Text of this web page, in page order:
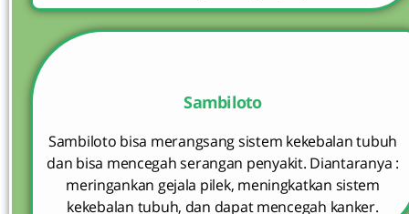
Sambiloto
Sambiloto bisa merangsang sistem kekebalan tubuh
dan bisa mencegah serangan penyakit. Diantaranya :
meringankan gejala pilek, meningkatkan sistem
kekebalan tubuh, dan dapat mencegah kanker.